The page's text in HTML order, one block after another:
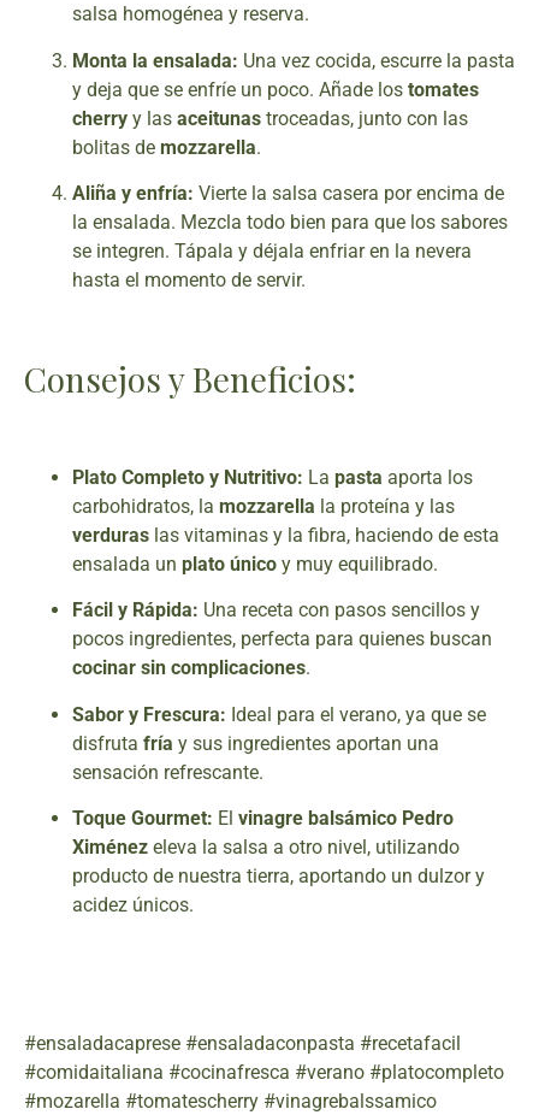
salsa homogénea y reserva.
Monta la ensalada: Una vez cocida, escurre la pasta
y deja que se enfríe un poco. Añade los tomates
cherry y las aceitunas troceadas, junto con las
bolitas de mozzarella.
Aliña y enfría: Vierte la salsa casera por encima de
la ensalada. Mezcla todo bien para que los sabores
se integren. Tápala y déjala enfriar en la nevera
hasta el momento de servir.
Consejos y Beneficios:
Plato Completo y Nutritivo: La pasta aporta los
carbohidratos, la mozzarella la proteína y las
verduras las vitaminas y la fibra, haciendo de esta
ensalada un plato único y muy equilibrado.
Fácil y Rápida: Una receta con pasos sencillos y
pocos ingredientes, perfecta para quienes buscan
cocinar sin complicaciones.
Sabor y Frescura: Ideal para el verano, ya que se
disfruta fría y sus ingredientes aportan una
sensación refrescante.
Toque Gourmet: El vinagre balsámico Pedro
Ximénez eleva la salsa a otro nivel, utilizando
producto de nuestra tierra, aportando un dulzor y
acidez únicos.
#ensaladacaprese #ensaladaconpasta #recetafacil
#comidaitaliana #cocinafresca #verano #platocompleto
#mozarella #tomatescherry #vinagrebalssamico